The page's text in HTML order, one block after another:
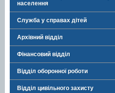
населення
Служба у справах дітей
Архівний відділ
Фінансовий відділ
Відділ оборонної роботи
Відділ цивільного захисту